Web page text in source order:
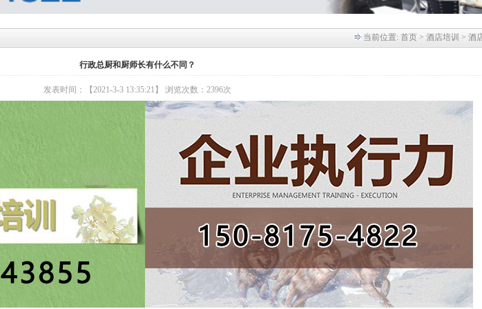
当前位置: 首页 > 酒店培训 > 酒
行政总厨和厨师长有什么不同？
发表时间：【2021-3-3 13:35:21】 浏览次数：2396次